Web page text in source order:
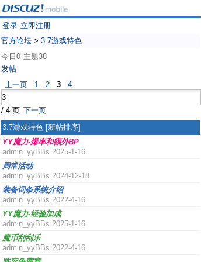
登录 立即注册
官方论坛 > 3.7游戏特色
今日0 主题38
发帖
上一页 1 2 3 4
/ 4 页 下一页
3.7游戏特色 [新帖排序]
YY魔力-爆率和额外BP
admin_yyBBs 2025-1-16
周常活动
admin_yyBBs 2024-12-18
装备词条系统介绍
admin_yyBBs 2022-4-16
YY魔力-经验加成
admin_yyBBs 2025-1-16
魔币刮刮乐
admin_yyBBs 2022-4-16